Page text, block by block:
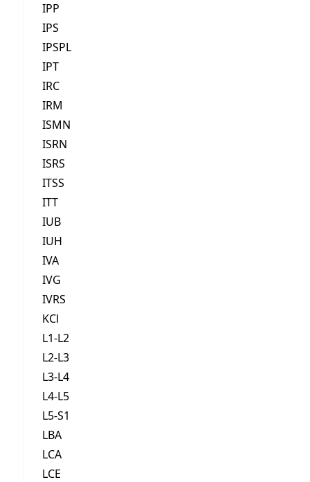
IPP
IPS
IPSPL
IPT
IRC
IRM
ISMN
ISRN
ISRS
ITSS
ITT
IUB
IUH
IVA
IVG
IVRS
KCl
L1-L2
L2-L3
L3-L4
L4-L5
L5-S1
LBA
LCA
LCE